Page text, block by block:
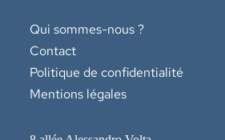
Qui sommes-nous ?
Contact
Politique de confidentialité
Mentions légales